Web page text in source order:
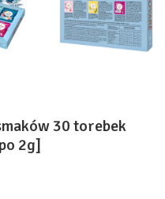
30 torebek
2g]